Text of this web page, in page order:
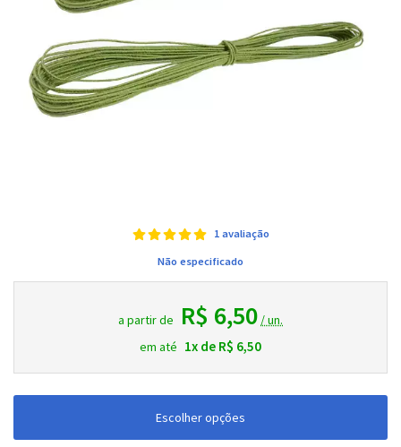
1 avaliação
Não especificado
a partir de R$ 6,50 / un.
em até 1x de R$ 6,50
Escolher opções